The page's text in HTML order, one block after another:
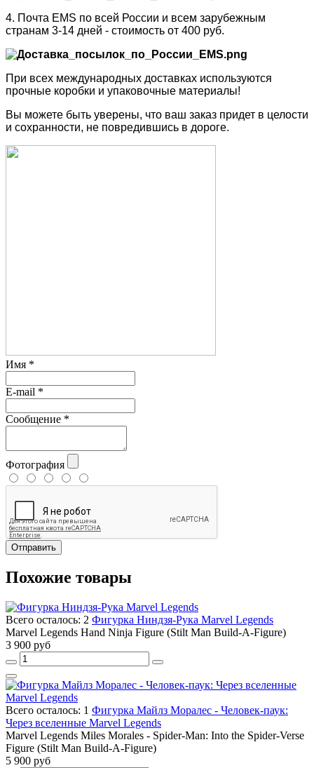
4. Почта EMS по всей России и всем зарубежным
странам 3-14 дней - стоимость от 400 руб.
При всех международных доставках используются
прочные коробки и упаковочные материалы!
Вы можете быть уверены, что ваш заказ придет в целости
и сохранности, не повредившись в дороге.
Имя *
E-mail *
Сообщение *
Фотография
Отправить
Похожие товары
Всего осталось: 2 Фигурка Ниндзя-Рука Marvel Legends
Marvel Legends Hand Ninja Figure (Stilt Man Build-A-Figure)
3 900 руб
Всего осталось: 1 Фигурка Майлз Моралес - Человек-паук:
Через вселенные Marvel Legends
Marvel Legends Miles Morales - Spider-Man: Into the Spider-Verse
Figure (Stilt Man Build-A-Figure)
5 900 руб